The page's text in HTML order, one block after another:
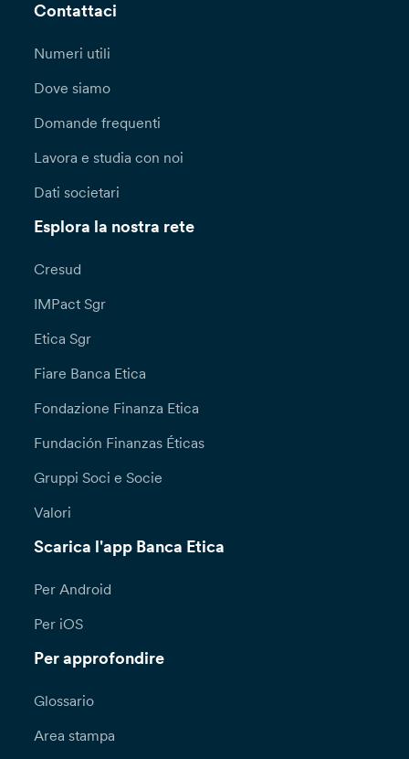
Contattaci
Numeri utili
Dove siamo
Domande frequenti
Lavora e studia con noi
Dati societari
Esplora la nostra rete
Cresud
IMPact Sgr
Etica Sgr
Fiare Banca Etica
Fondazione Finanza Etica
Fundación Finanzas Éticas
Gruppi Soci e Socie
Valori
Scarica l'app Banca Etica
Per Android
Per iOS
Per approfondire
Glossario
Area stampa